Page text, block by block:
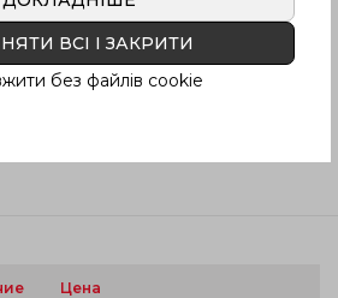
Цена
ВСІ І ЗАКРИТИ
без файлів cookie